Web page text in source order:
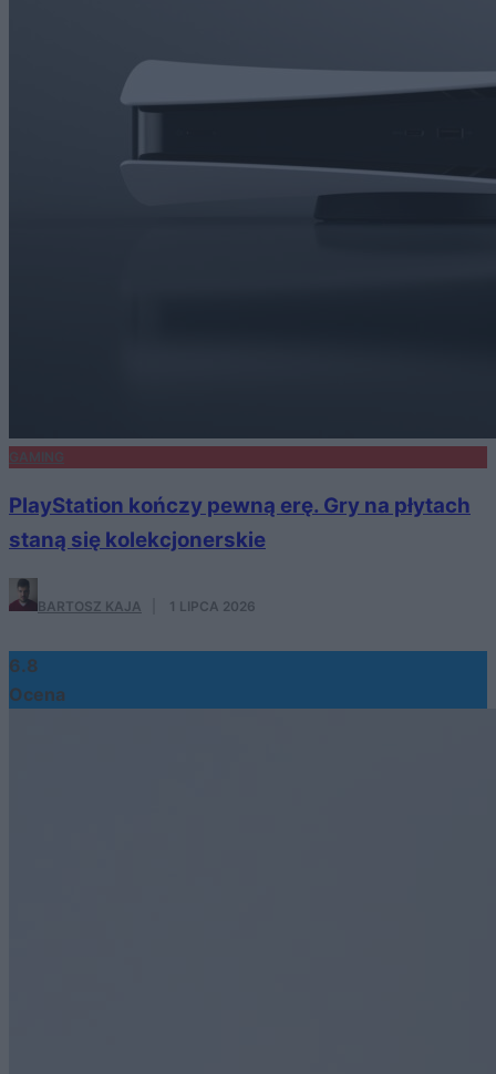
PlayStation kończy pewną erę. Gry na płytach
staną się kolekcjonerskie
BARTOSZ KAJA 1 LIPCA 2026
6.8
Ocena